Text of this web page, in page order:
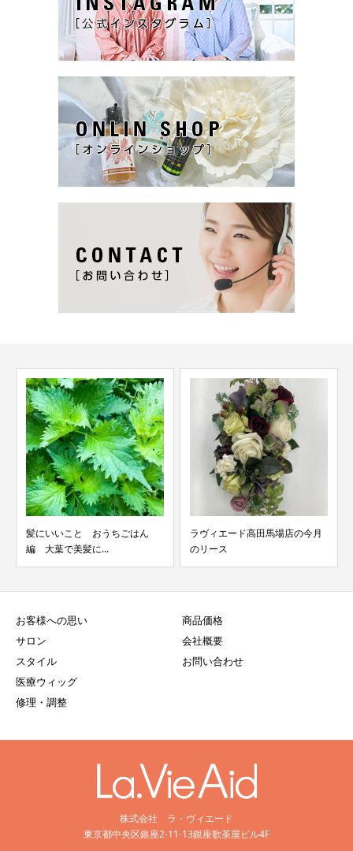
髪にいいこと おうちごはん
編 大葉で美髪に...
ラヴィエード高田馬場店の今月
のリース
お客様への思い
サロン
スタイル
医療ウィッグ
修理・調整
商品価格
会社概要
お問い合わせ
株式会社 ラ・ヴィエード
東京都中央区銀座2-11-13銀座歌茶屋ビル4F